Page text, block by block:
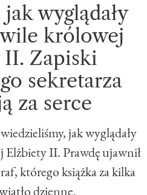
wyglądały
królowej
Zapiski
sekretarza
za serce
jak wyglądały
II. Prawdę ujawnił
którego książka za kilka
dzienne.